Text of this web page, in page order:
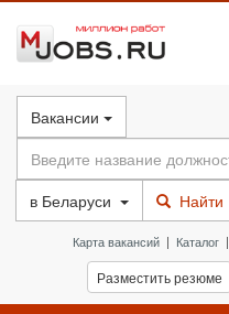
Вакансии
в Беларуси Найти
Карта вакансий| Каталог|
Разместить резюме